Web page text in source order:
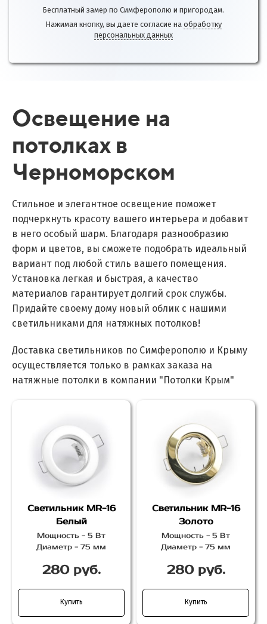
Бесплатный замер по Симферополю и пригородам.
Нажимая кнопку, вы даете согласие на обработку
персональных данных
Освещение на
потолках в
Черноморском
Стильное и элегантное освещение поможет
подчеркнуть красоту вашего интерьера и добавит
в него особый шарм. Благодаря разнообразию
форм и цветов, вы сможете подобрать идеальный
вариант под любой стиль вашего помещения.
Установка легкая и быстрая, а качество
материалов гарантирует долгий срок службы.
Придайте своему дому новый облик с нашими
светильниками для натяжных потолков!
Доставка светильников по Симферополю и Крыму
осуществляется только в рамках заказа на
натяжные потолки в компании "Потолки Крым"
Светильник MR-16
Белый
Мощность - 5 Вт
Диаметр - 75 мм
280 руб.
Купить
Светильник MR-16
Золото
Мощность - 5 Вт
Диаметр - 75 мм
280 руб.
Купить